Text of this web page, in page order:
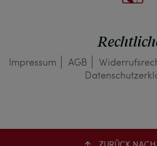
Impressum AGB